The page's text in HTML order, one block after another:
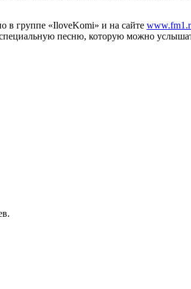
в группе «IloveKomi» и на сайте
песню, которую можно